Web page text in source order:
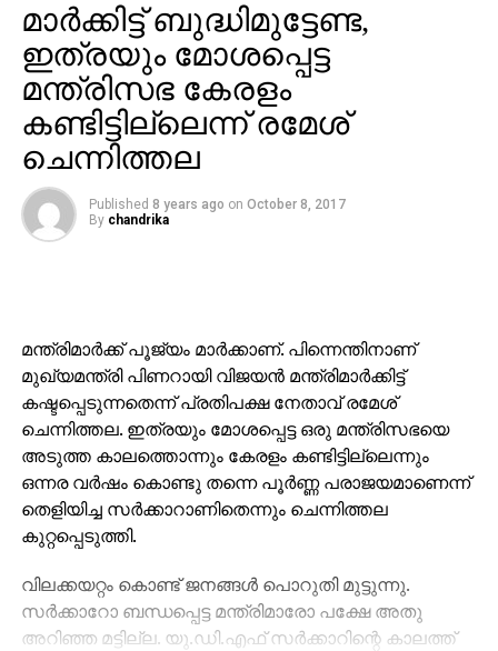
മാര്‍ക്കിട്ട് ബുദ്ധിമുട്ടേണ്ട,
ഇത്രയും മോശപ്പെട്ട
മന്ത്രിസഭ കേരളം
കണ്ടിട്ടില്ലെന്ന് രമേശ്
ചെന്നിത്തല
Published 8 years ago on October 8, 2017
By chandrika
മന്ത്രിമാര്‍ക്ക് പൂജ്യം മാര്‍ക്കാണ്. പിന്നെന്തിനാണ്
മുഖ്യമന്ത്രി പിണറായി വിജയന്‍ മന്ത്രിമാര്‍ക്കിട്ട്
കഷ്ടപ്പെടുന്നതെന്ന് പ്രതിപക്ഷ നേതാവ് രമേശ്
ചെന്നിത്തല. ഇത്രയും മോശപ്പെട്ട ഒരു മന്ത്രിസഭയെ
അടുത്ത കാലത്തൊന്നും കേരളം കണ്ടിട്ടില്ലെന്നും
ഒന്നര വര്‍ഷം കൊണ്ടു തന്നെ പൂര്‍ണ്ണ പരാജയമാണെന്ന്
തെളിയിച്ച സര്‍ക്കാറാണിതെന്നും ചെന്നിത്തല
കുറ്റപ്പെടുത്തി.
വിലക്കയറ്റം കൊണ്ട് ജനങ്ങള്‍ പൊറുതി മുട്ടുന്നു.
സര്‍ക്കാറോ ബന്ധപ്പെട്ട മന്ത്രിമാരോ പക്ഷേ അതു
അറിഞ്ഞ മട്ടില്ല. യു.ഡി.എഫ് സര്‍ക്കാറിന്റെ കാലത്ത്